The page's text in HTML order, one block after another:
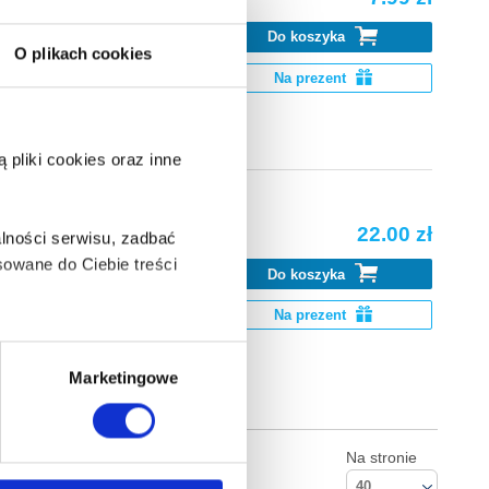
O plikach cookies
pliki cookies oraz inne
serwisu, zadbać
do Ciebie treści
także takie, które wymagają
Marketingowe
Do koszyka
Na prezent
22.00 zł
Do koszyka
Na prezent
Na stronie